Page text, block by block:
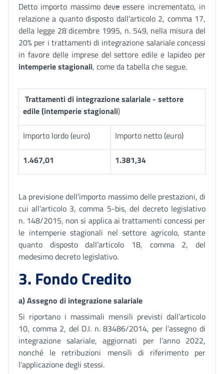
Detto importo massimo deve essere incrementato, in
relazione a quanto disposto dall’articolo 2, comma 17,
della legge 28 dicembre 1995, n. 549, nella misura del
20% per i trattamenti di integrazione salariale concessi
in favore delle imprese del settore edile e lapideo per
intemperie stagionali, come da tabella che segue.
Trattamenti di integrazione salariale - settore
edile (intemperie stagionali)
Importo lordo (euro) Importo netto (euro)
1.467,01 1.381,34
La previsione dell’importo massimo delle prestazioni, di
cui all’articolo 3, comma 5-bis, del decreto legislativo
n. 148/2015, non si applica ai trattamenti concessi per
le intemperie stagionali nel settore agricolo, stante
quanto disposto dall’articolo 18, comma 2, del
medesimo decreto legislativo.
3. Fondo Credito
a) Assegno di integrazione salariale
Si riportano i massimali mensili previsti dall’articolo
10, comma 2, del D.I. n. 83486/2014, per l’assegno di
integrazione salariale, aggiornati per l’anno 2022,
nonché le retribuzioni mensili di riferimento per
l’applicazione degli stessi.